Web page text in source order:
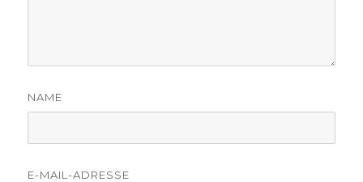
NAME
E-MAIL-ADRESSE